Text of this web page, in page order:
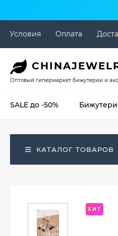
Условия Оплата
CHINA
Оптовый гипермаркет бижутерии и
SALE до -50%
КАТАЛОГ ТОВАРОВ
ХИТ